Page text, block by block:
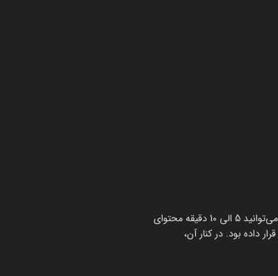
استریم بازی‌های ترسناک - علی باگ در مجموع 14 ویدیو، یعنی 14 بازی ترسناک گوناگون را شامل شده و در هر ویدیو می‌توانید 5 الی 10 دقیقه محتوای
داده بود. در کنار آن،